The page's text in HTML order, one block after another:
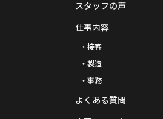
スタッフの声
仕事内容
・接客
・製造
・事務
よくある質問